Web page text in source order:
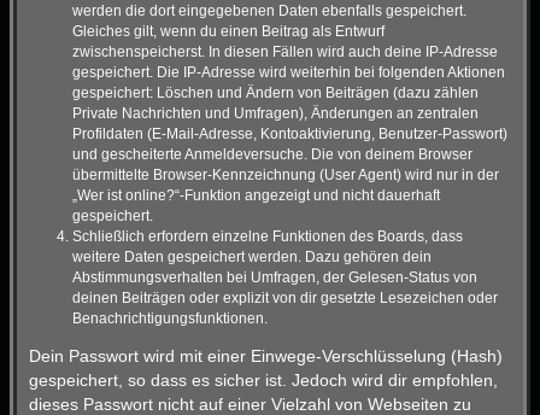
werden die dort eingegebenen Daten ebenfalls gespeichert.
Gleiches gilt, wenn du einen Beitrag als Entwurf
zwischenspeicherst. In diesen Fällen wird auch deine IP-Adresse
gespeichert. Die IP-Adresse wird weiterhin bei folgenden Aktionen
gespeichert: Löschen und Ändern von Beiträgen (dazu zählen
Private Nachrichten und Umfragen), Änderungen an zentralen
Profildaten (E-Mail-Adresse, Kontoaktivierung, Benutzer-Passwort)
und gescheiterte Anmeldeversuche. Die von deinem Browser
übermittelte Browser-Kennzeichnung (User Agent) wird nur in der
„Wer ist online?“-Funktion angezeigt und nicht dauerhaft
gespeichert.
Schließlich erfordern einzelne Funktionen des Boards, dass
weitere Daten gespeichert werden. Dazu gehören dein
Abstimmungsverhalten bei Umfragen, der Gelesen-Status von
deinen Beiträgen oder explizit von dir gesetzte Lesezeichen oder
Benachrichtigungsfunktionen.
Dein Passwort wird mit einer Einwege-Verschlüsselung (Hash)
gespeichert, so dass es sicher ist. Jedoch wird dir empfohlen,
dieses Passwort nicht auf einer Vielzahl von Webseiten zu